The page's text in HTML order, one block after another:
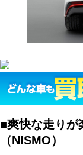
■爽快な走りが
（NISMO）